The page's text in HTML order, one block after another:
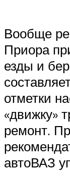
Вообще
Приора
езды и
отметки
«движку»
ремонт.
автоВАЗ